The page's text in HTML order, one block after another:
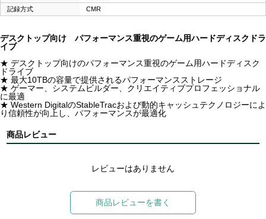
記録方式
CMR
デスクトップ向け パフォーマンス重視のゲーム用ハードディスクドラ
イブ
★ デスクトップ向けのパフォーマンス重視のゲーム用ハードディスク
ドライブ
★ 最大10TBの容量で提供されるパフォーマンスストレージ
★ ゲーマー、システムビルダー、クリエイティブプロフェッショナル
に最適
★ Western DigitalのStableTracおよび動的キャッシュテクノロジーによ
り信頼性が向上し、パフォーマンスが最適化
商品レビュー
レビューはありません
商品レビューを書く